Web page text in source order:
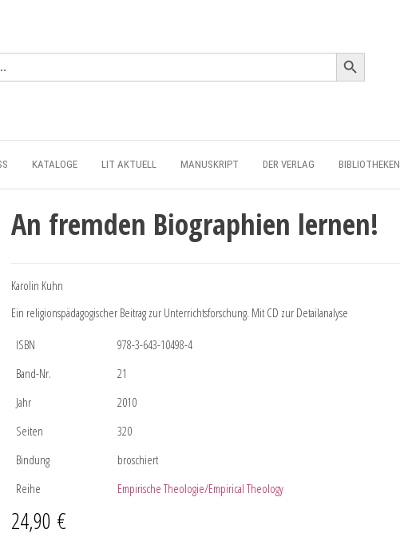
Search Button
KATALOGE LIT AKTUELL MANUSKRIPT DER VERLAG BIBLIOTHEKEN
An fremden Biographien lernen!
Karolin Kuhn
Ein religionspädagogischer Beitrag zur Unterrichtsforschung. Mit CD zur Detailanalyse
ISBN
978-3-643-10498-4
Band-Nr.
21
Jahr
2010
Seiten
320
Bindung
broschiert
Reihe
Empirische Theologie/Empirical Theology
24,90 €